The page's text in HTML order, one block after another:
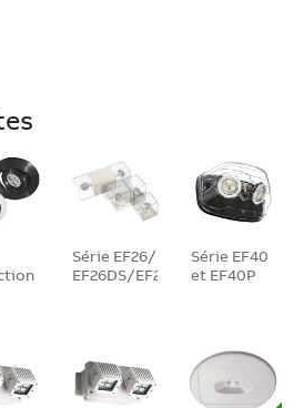
Série EF26/
EF26DS/EF26D
Série EF40
et EF40P